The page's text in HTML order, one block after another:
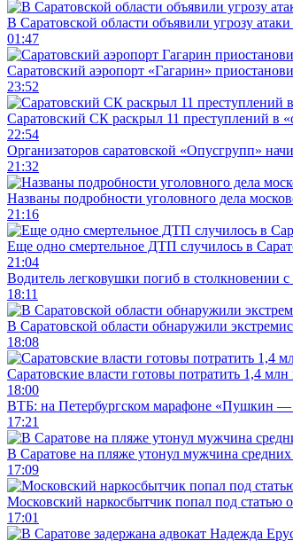
В Саратовской области объявили угрозу
01:47
Саратовский аэропорт «Гагарин»
23:52
Саратовский СК раскрыл 11 преступлений в
22:54
Организаторов саратовской «Опусгрупп»
21:32
Названы подробности уголовного дела
21:16
Еще одно смертельное ДТП случилось в
21:04
Водитель легковушки погиб в столкновении
18:11
В Саратовской области обнаружили
18:08
Саратовские власти готовы потратить 1,4
18:00
ВТБ: на Петербургском марафоне «Пушкин —
17:21
В Саратове на пляже утонул мужчина средних
17:09
Московский наркосбытчик попал под статью
17:01